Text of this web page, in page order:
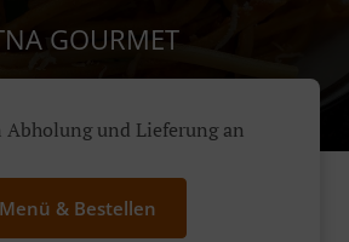
GOURMET
und Lieferung an
Menü & Bestellen